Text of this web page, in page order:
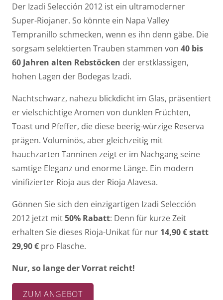
Der Izadi Selección 2012 ist ein ultramoderner
Super-Riojaner. So könnte ein Napa Valley
Tempranillo schmecken, wenn es ihn denn gäbe. Die
sorgsam selektierten Trauben stammen von 40 bis
60 Jahren alten Rebstöcken der erstklassigen,
hohen Lagen der Bodegas Izadi.
Nachtschwarz, nahezu blickdicht im Glas, präsentiert
er vielschichtige Aromen von dunklen Früchten,
Toast und Pfeffer, die diese beerig-würzige Reserva
prägen. Voluminös, aber gleichzeitig mit
hauchzarten Tanninen zeigt er im Nachgang seine
samtige Eleganz und enorme Länge. Ein modern
vinifizierter Rioja aus der Rioja Alavesa.
Gönnen Sie sich den einzigartigen Izadi Selección
2012 jetzt mit50% Rabatt: Denn für kurze Zeit
erhalten Sie dieses Rioja-Unikat für nur 14,90 € statt
29,90 € pro Flasche.
Nur, so lange der Vorrat reicht!
ZUM ANGEBOT